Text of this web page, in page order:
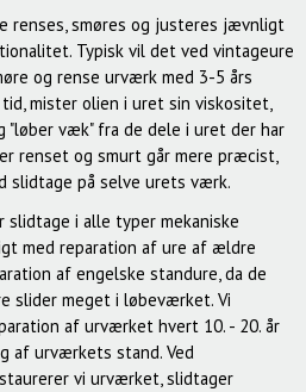
renses, smøres og justeres jævnligt
Typisk vil det ved vintageure
og rense urværk med 3-5 års
mister olien i uret sin viskositet,
"løber væk" fra de dele i uret der har
renset og smurt går mere præcist,
slidtage på selve urets værk.
i alle typer mekaniske
med reparation af ure af ældre
af engelske standure, da de
slider meget i løbeværket. Vi
af urværket hvert 10. - 20. år
af urværkets stand. Ved
vi urværket, slidtager